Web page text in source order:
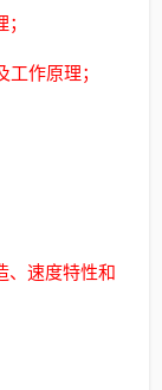
作原理；
、速度特性和